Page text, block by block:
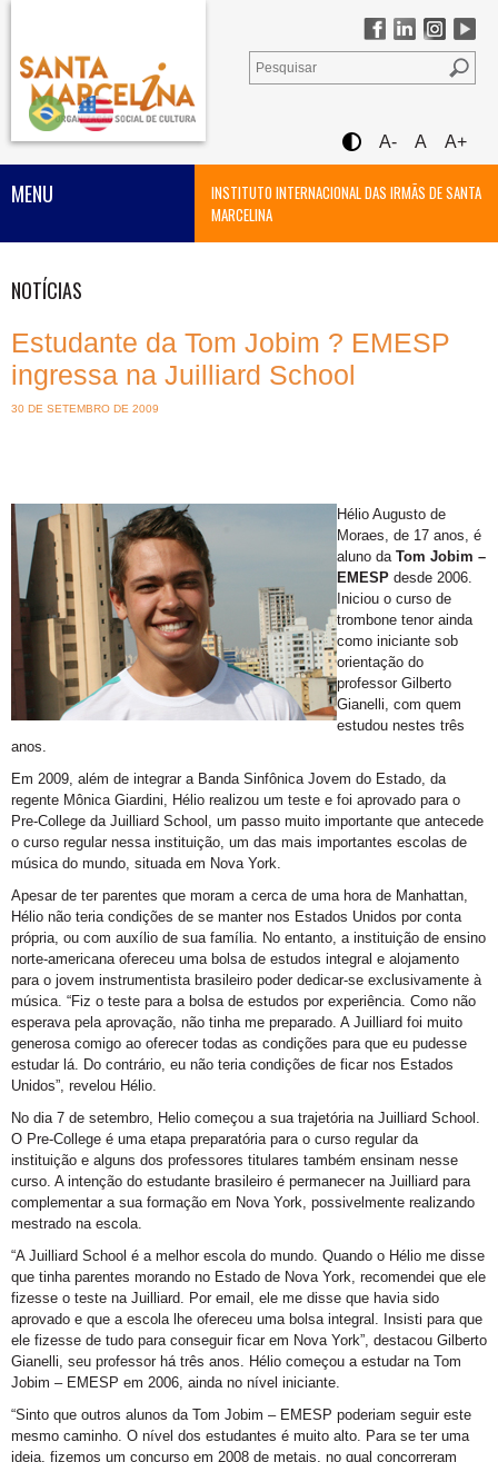
A- A A+
INSTITUTO INTERNACIONAL DAS IRMÃS DE SANTA
MARCELINA
MENU
NOTÍCIAS
Estudante da Tom Jobim ? EMESP
ingressa na Juilliard School
30 DE SETEMBRO DE 2009
Hélio Augusto de
Moraes, de 17 anos, é
aluno da Tom Jobim –
EMESP desde 2006.
Iniciou o curso de
trombone tenor ainda
como iniciante sob
orientação do
professor Gilberto
Gianelli, com quem
estudou nestes três
anos.
Em 2009, além de integrar a Banda Sinfônica Jovem do Estado, da
regente Mônica Giardini, Hélio realizou um teste e foi aprovado para o
Pre-College da Juilliard School, um passo muito importante que antecede
o curso regular nessa instituição, um das mais importantes escolas de
música do mundo, situada em Nova York.
Apesar de ter parentes que moram a cerca de uma hora de Manhattan,
Hélio não teria condições de se manter nos Estados Unidos por conta
própria, ou com auxílio de sua família. No entanto, a instituição de ensino
norte-americana ofereceu uma bolsa de estudos integral e alojamento
para o jovem instrumentista brasileiro poder dedicar-se exclusivamente à
música. “Fiz o teste para a bolsa de estudos por experiência. Como não
esperava pela aprovação, não tinha me preparado. A Juilliard foi muito
generosa comigo ao oferecer todas as condições para que eu pudesse
estudar lá. Do contrário, eu não teria condições de ficar nos Estados
Unidos”, revelou Hélio.
No dia 7 de setembro, Helio começou a sua trajetória na Juilliard School.
O Pre-College é uma etapa preparatória para o curso regular da
instituição e alguns dos professores titulares também ensinam nesse
curso. A intenção do estudante brasileiro é permanecer na Juilliard para
complementar a sua formação em Nova York, possivelmente realizando
mestrado na escola.
“A Juilliard School é a melhor escola do mundo. Quando o Hélio me disse
que tinha parentes morando no Estado de Nova York, recomendei que ele
fizesse o teste na Juilliard. Por email, ele me disse que havia sido
aprovado e que a escola lhe ofereceu uma bolsa integral. Insisti para que
ele fizesse de tudo para conseguir ficar em Nova York”, destacou Gilberto
Gianelli, seu professor há três anos. Hélio começou a estudar na Tom
Jobim – EMESP em 2006, ainda no nível iniciante.
“Sinto que outros alunos da Tom Jobim – EMESP poderiam seguir este
mesmo caminho. O nível dos estudantes é muito alto. Para se ter uma
ideia, fizemos um concurso em 2008 de metais, no qual concorreram